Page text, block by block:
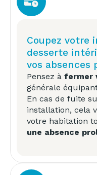
Coupez votre
desserte
vos absences
Pensez à fermer
générale
En cas de fuite
installation, cela
votre habitation
une absence